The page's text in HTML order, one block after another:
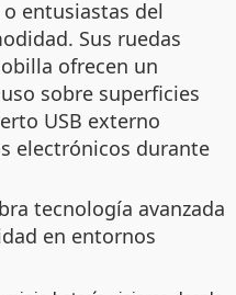
entusiastas del
Sus ruedas
ofrecen un
sobre superficies
USB externo
electrónicos durante
tecnología avanzada
en entornos